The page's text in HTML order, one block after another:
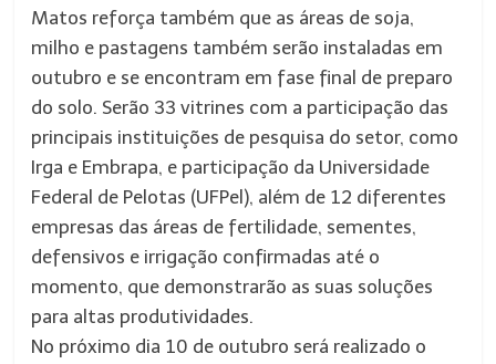
Matos reforça também que as áreas de soja,
milho e pastagens também serão instaladas em
outubro e se encontram em fase final de preparo
do solo. Serão 33 vitrines com a participação das
principais instituições de pesquisa do setor, como
Irga e Embrapa, e participação da Universidade
Federal de Pelotas (UFPel), além de 12 diferentes
empresas das áreas de fertilidade, sementes,
defensivos e irrigação confirmadas até o
momento, que demonstrarão as suas soluções
para altas produtividades.
No próximo dia 10 de outubro será realizado o